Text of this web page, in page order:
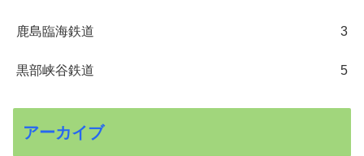
鹿島臨海鉄道 3
黒部峡谷鉄道 5
アーカイブ